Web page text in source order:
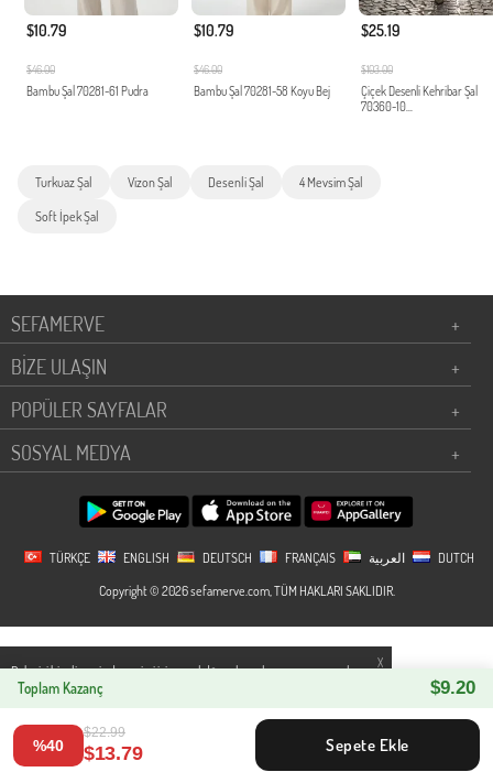
X
Daha iyi bir alisveris deneyimi icin yasal düzenlemelere uygun çerezler
kullanıyoruz. Detaylı bilgiye
$10.79
$46.00
Bambu Şal 70281-61 Pudra
$10.79
$46.00
Bambu Şal 70281-58 Koyu Bej
$25.19
$103.00
Çiçek Desenli Kehribar Şal
70360-10...
Turkuaz Şal Vizon Şal Desenli Şal 4 Mevsim Şal
Soft İpek Şal
Toplam Kazanç $9.20
%40
$22.99
$13.79 Sepete Ekle
SEFAMERVE
+
BİZE ULAŞIN
+
POPÜLER SAYFALAR
+
SOSYAL MEDYA
+
TÜRKÇE ENGLISH DEUTSCH FRANÇAIS
DUTCH
Copyright © 2026 sefamerve.com, TÜM HAKLARI SAKLIDIR.